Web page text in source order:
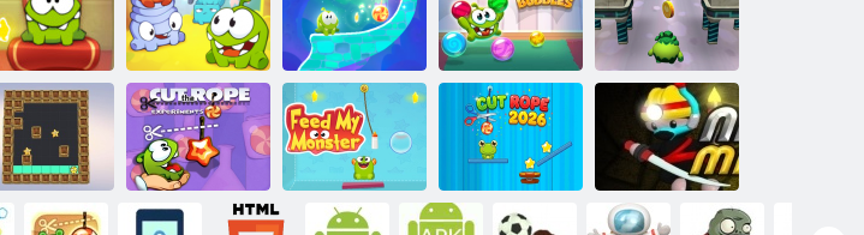
Nom Om:
esperimenti
Taglia la corda 2
Taglia la corda:
magia
Om nomina
Gara di corsa
Nommy